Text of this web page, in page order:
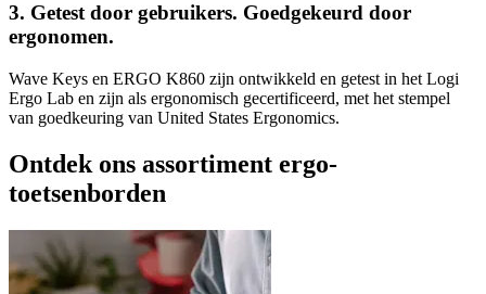
3. Getest door gebruikers. Goedgekeurd door
ergonomen.
Wave Keys en ERGO K860 zijn ontwikkeld en getest in het Logi
Ergo Lab en zijn als ergonomisch gecertificeerd, met het stempel
van goedkeuring van United States Ergonomics.
Ontdek ons assortiment ergo-
toetsenborden